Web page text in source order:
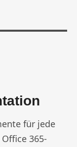
für jede
365-